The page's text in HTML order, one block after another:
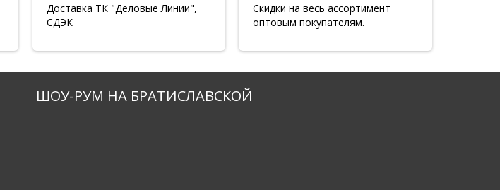
Доставка ТК "Деловые Линии",
СДЭК
Скидки на весь ассортимент
оптовым покупателям.
ШОУ-РУМ НА БРАТИСЛАВСКОЙ